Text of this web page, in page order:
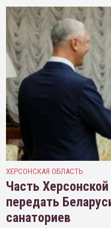
ХЕРСОНСКАЯ ОБЛАСТЬ
Часть
передать
санаториев